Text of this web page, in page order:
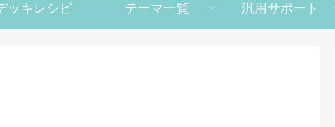
ッキレシピ テーマ一覧 汎用サポート